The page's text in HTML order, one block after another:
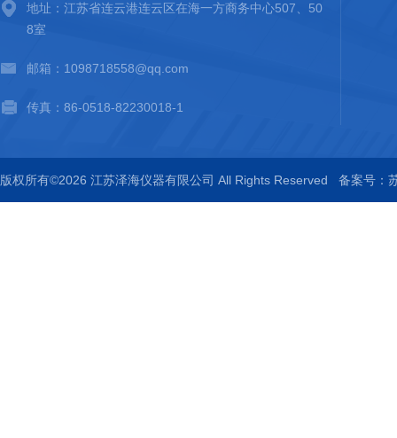
地址：江苏省连云港连云区在海一方商务中心507、50
8室
邮箱：1098718558@qq.com
传真：86-0518-82230018-1
版权所有©2026 江苏泽海仪器有限公司 All Rights Reserved 备案号：